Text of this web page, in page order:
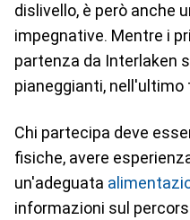
dislivello, è però anche
impegnative. Mentre i
partenza da Interlaken
pianeggianti,
Chi partecipa deve
fisiche, avere
un'adeguata
informazioni sul